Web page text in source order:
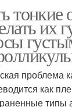
тонкие
их
проблема
как
типы